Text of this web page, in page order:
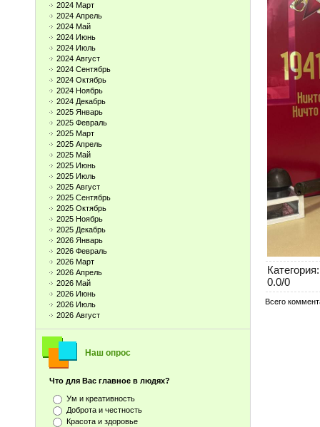
2024 Март
2024 Апрель
2024 Май
2024 Июнь
2024 Июль
2024 Август
2024 Сентябрь
2024 Октябрь
2024 Ноябрь
2024 Декабрь
2025 Январь
2025 Февраль
2025 Март
2025 Апрель
2025 Май
2025 Июнь
2025 Июль
2025 Август
2025 Сентябрь
2025 Октябрь
2025 Ноябрь
2025 Декабрь
2026 Январь
2026 Февраль
2026 Март
2026 Апрель
2026 Май
2026 Июнь
2026 Июль
2026 Август
Наш опрос
Что для Вас главное в людях?
Ум и креативность
Доброта и честность
Красота и здоровье
Категория:
0.0/0
Всего